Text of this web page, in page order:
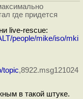
где придется
live-rescue:
people/mike/iso/mki
topic,8922.msg121024
в такой штуке.